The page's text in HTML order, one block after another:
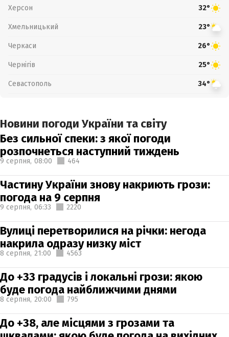
Херсон 32°
Хмельницький 23°
Черкаси 26°
Чернігів 25°
Севастополь 34°
Новини погоди України та світу
Без сильної спеки: з якої погоди
розпочнеться наступний тиждень
9 серпня, 08:00 464
Частину України знову накриють грози:
погода на 9 серпня
9 серпня, 06:33 2220
Вулиці перетворилися на річки: негода
накрила одразу низку міст
8 серпня, 21:00 4563
До +33 градусів і локальні грози: якою
буде погода найближчими днями
8 серпня, 20:00 795
До +38, але місцями з грозами та